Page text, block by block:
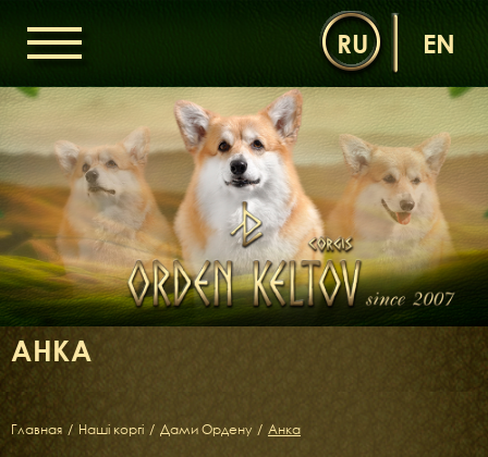
АНКА
Главная / Наші коргі / Дами Ордену / Анка
RU EN
ОРДЕН КЕЛЬТІВ
НОВИНИ
ДИТЯЧА КІМНАТА
КОНТАКТИ
НАШІ КОРГІ
ДАМИ ОРДЕНУ
КАВАЛЕРИ ОРДЕНУ
ДИТЯЧА КІМНАТА
БІБЛІОТЕКА